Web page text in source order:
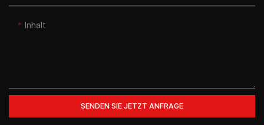
Inhalt
SENDEN SIE JETZT ANFRAGE